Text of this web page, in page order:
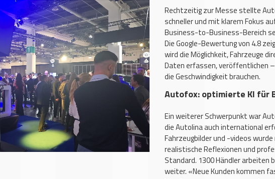
Rechtzeitig zur Messe stellte
schneller und mit klarem Fokus
Business-to-Business-Bereich
Die Google-Bewertung von 4.8
wird die Möglichkeit, Fahrzeuge
Daten erfassen, veröffentlichen
die Geschwindigkeit brauchen.
Autofox: optimierte KI für
Ein weiterer Schwerpunkt war
die Autolina auch international
Fahrzeugbilder und -videos
realistische Reflexionen und
Standard. 1300 Händler
weiter. «Neue Kunden kommen